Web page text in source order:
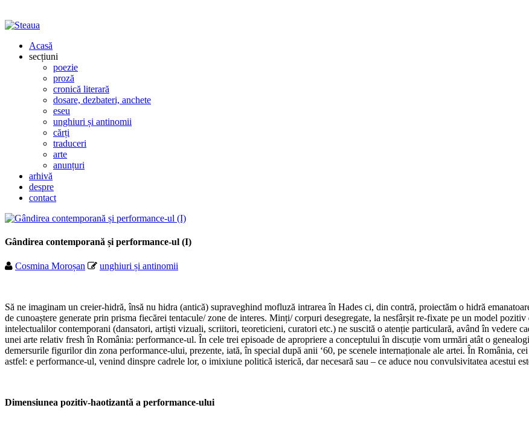
Acasă
secțiuni
poezie
proză
cronică literară
dosare, dezbateri, anchete
eseu
unghiuri și antinomii
cărți
traduceri
arte
anunțuri
arhivă
despre
contact
Gândirea contemporană și performance-ul (I)
Cosmina Moroșan unghiuri și antinomii
Să ne imaginam un creier-hidră, însă nu hidra (antică) supraveghind mofluză intrarea în Hades ci, din contră, proiectăm o hidră
de cunoaștere generate prin prisma fiecărei tentacule/ zone de interes. Minți/ corpuri desegregate, la nesfârșit re-fixate pe un model
intelectualilor contemporani (dansatori, artiști vizuali, scriitori, teoreticieni, curatori etc.) ne suscită o atenție particulară, având în vedere
unei arte relativ fresh în România: performance-ul. În cele trei episoade de apropriere a conceptului în discuție vom urmări atât o
demersurile figurilor din zona performance-ului, prezente, iată, în special după anii ‘60, pe scenele internaționale ale artei. În România,
astfel: e performance-ul, venind dinspre cadrele lor, o imixiune politică isterică, dar necesară sau – ce aduce nou convulsivitatea acestui
Dimensiunea pozitiv-haotizantă a performance-ului